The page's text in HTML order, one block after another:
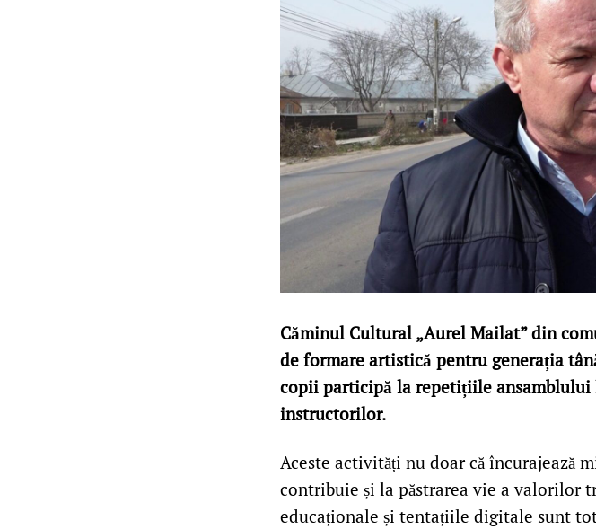
Căminul Cultural „Aurel Mailat” din
de formare artistică pentru generația
copii participă la repetițiile ansamblului
instructorilor.
Aceste activități nu doar că încurajează
contribuie și la păstrarea vie a valorilor
educaționale și tentațiile digitale sunt